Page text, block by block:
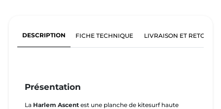
DESCRIPTION FICHE TECHNIQUE LIVRAISON ET RETOURS
Présentation
La Harlem Ascent est une planche de kitesurf haute